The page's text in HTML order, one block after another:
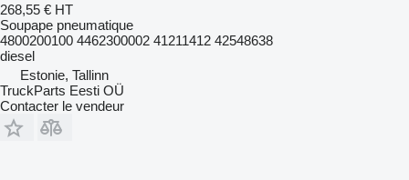
268,55 € HT
Soupape pneumatique
4800200100 4462300002 41211412 42548638
diesel
Estonie, Tallinn
TruckParts Eesti OÜ
Contacter le vendeur